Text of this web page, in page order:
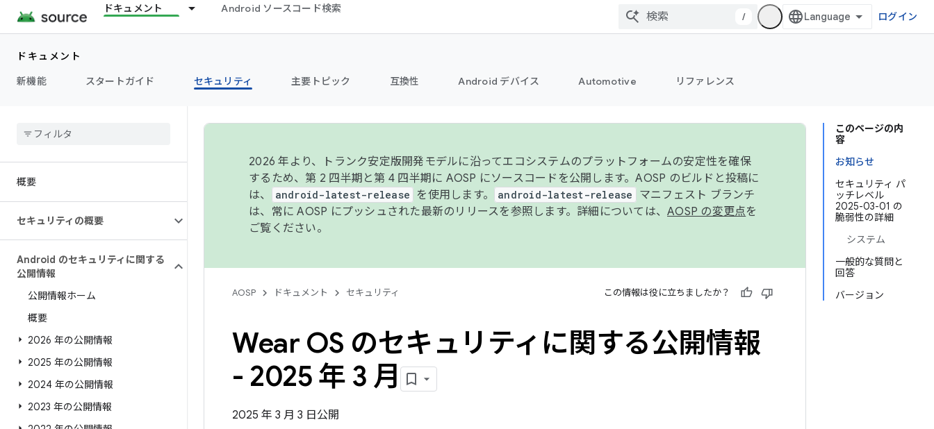
ドキュメント Android ソースコード検索
/ ログイン
ドキュメント
新機能
スタートガイド セキュリティ 主要トピック 互換性 Android デバイス Automotive リファレンス
概要
セキュリティの概要
Android のセキュリティに関する
公開情報
公開情報ホーム
概要
2026 年の公開情報
2025 年の公開情報
2024 年の公開情報
2023 年の公開情報
このページの内
容
お知らせ
セキュリティ パ
ッチレベル
2025-03-01 の
脆弱性の詳細
システム
一般的な質問と
回答
バージョン
2026 年より、トランク安定版開発モデルに沿ってエコシステムのプラットフォームの安定性を確保
するため、第 2 四半期と第 4 四半期に AOSP にソースコードを公開します。AOSP のビルドと投稿に
は、
android-latest-release を使用します。 android-latest-release
マニフェスト ブランチ
は、常に AOSP にプッシュされた最新のリリースを参照します。詳細については、 AOSP の変更点を
ご覧ください。
AOSP ドキュメント セキュリティ この情報は役に立ちましたか？
Wear OS のセキュリティに関する公開情報
- 2025 年 3 月
2025 年 3 月 3 日公開